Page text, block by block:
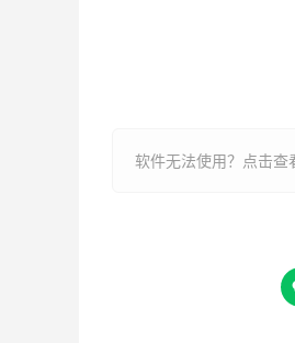
软件无法使用？ 点击查